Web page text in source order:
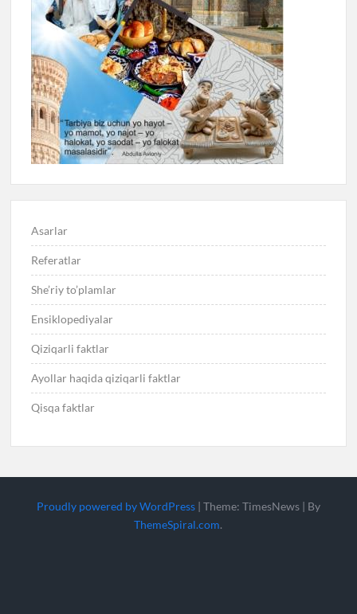
Asarlar
Referatlar
She’riy to’plamlar
Ensiklopediyalar
Qiziqarli faktlar
Ayollar haqida qiziqarli faktlar
Qisqa faktlar
Proudly powered by WordPress | Theme: TimesNews | By
ThemeSpiral.com.